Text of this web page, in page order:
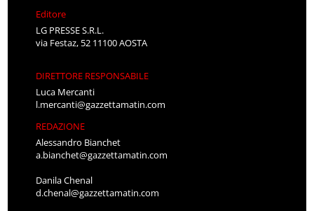
Editore
LG PRESSE S.R.L.
via Festaz, 52 11100 AOSTA
DIRETTORE RESPONSABILE
Luca Mercanti
l.mercanti@gazzettamatin.com
REDAZIONE
Alessandro Bianchet
a.bianchet@gazzettamatin.com
Danila Chenal
d.chenal@gazzettamatin.com